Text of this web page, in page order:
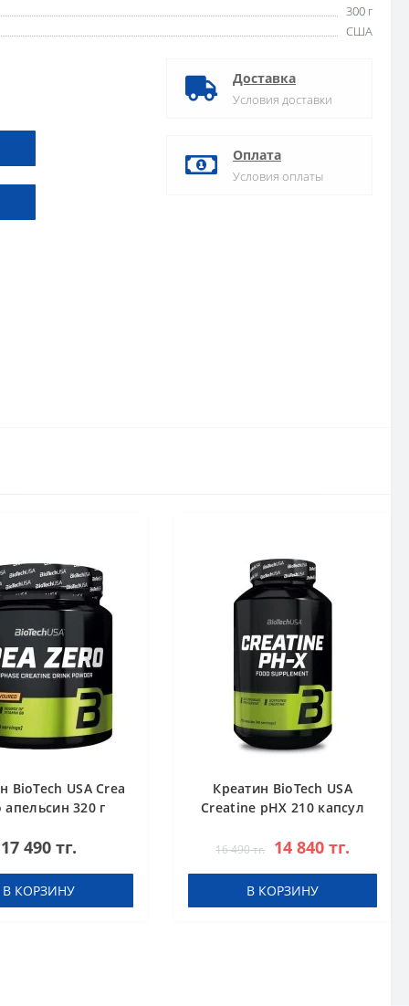
300 г
США
Доставка
Условия доставки
Оплата
Условия оплаты
BioTech USA Crea
апельсин 320 г
17 490 тг.
В КОРЗИНУ
Креатин BioTech USA
Creatine pHX 210 капсул
16 490 тг. 14 840 тг.
В КОРЗИНУ